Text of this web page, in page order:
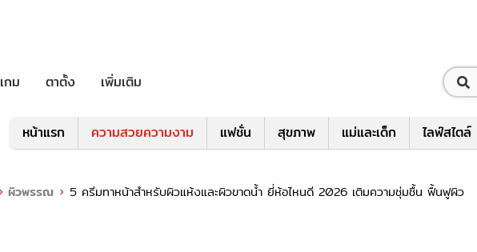
เกม ตาตั้ง เพิ่มเติม
หน้าแรก ความสวยความงาม แฟชั่น สุขภาพ แม่และเด็ก ไลฟ์สไตล์
ผิวพรรณ 5 ครีมทาหน้าสำหรับผิวแห้งและผิวขาดน้ำ ยี่ห้อไหนดี 2026 เติมความชุ่มชื้น ฟื้นฟูผิว